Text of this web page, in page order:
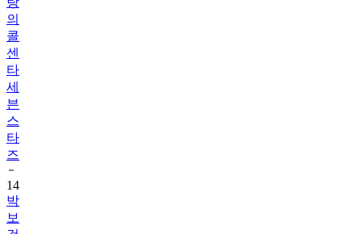
의
콜
센
타
세
븐
스
타
즈
14
박
보